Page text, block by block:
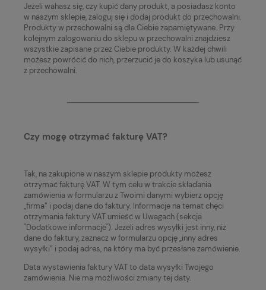
Jeżeli wahasz się, czy kupić dany produkt, a posiadasz konto
w naszym sklepie, zaloguj się i dodaj produkt do przechowalni.
Produkty w przechowalni są dla Ciebie zapamiętywane. Przy
kolejnym zalogowaniu do sklepu w przechowalni znajdziesz
wszystkie zapisane przez Ciebie produkty. W każdej chwili
możesz powrócić do nich, przerzucić je do koszyka lub usunąć
z przechowalni.
Czy mogę otrzymać fakturę VAT?
Tak, na zakupione w naszym sklepie produkty możesz
otrzymać fakturę VAT. W tym celu w trakcie składania
zamówienia w formularzu z Twoimi danymi wybierz opcję
„firma” i podaj dane do faktury. Informacje na temat chęci
otrzymania faktury VAT umieść w Uwagach (sekcja
"Dodatkowe informacje"). Jeżeli adres wysyłki jest inny, niż
dane do faktury, zaznacz w formularzu opcję „inny adres
wysyłki” i podaj adres, na który ma być przesłane zamówienie.
Data wystawienia faktury VAT to data wysyłki Twojego
zamówienia. Nie ma możliwości zmiany tej daty.